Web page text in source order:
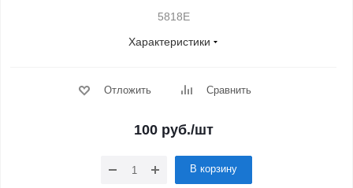
5818E
Характеристики
Отложить Сравнить
100 руб./шт
В корзину